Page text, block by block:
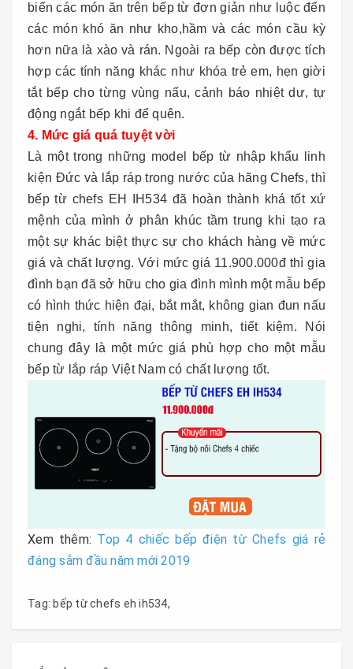
biến các món ăn trên bếp từ đơn giản như luộc đến
các món khó ăn như kho,hầm và các món cầu kỳ
hơn nữa là xào và rán. Ngoài ra bếp còn được tích
hợp các tính năng khác như khóa trẻ em, hẹn giời
tắt bếp cho từng vùng nấu, cảnh báo nhiệt dư, tự
động ngắt bếp khi để quên.
4. Mức giá quá tuyệt vời
Là một trong những model bếp từ nhập khẩu linh
kiện Đức và lắp ráp trong nước của hãng Chefs, thì
bếp từ chefs EH IH534 đã hoàn thành khá tốt xứ
mệnh của mình ở phân khúc tầm trung khi tạo ra
một sự khác biệt thực sự cho khách hàng về mức
giá và chất lượng. Với mức giá 11.900.000đ thì gia
đình bạn đã sở hữu cho gia đình mình một mẫu bếp
có hình thức hiện đại, bắt mắt, không gian đun nấu
tiện nghi, tính năng thông minh, tiết kiệm. Nói
chung đây là một mức giá phù hợp cho một mẫu
bếp từ lắp ráp Việt Nam có chất lượng tốt.
Xem thêm: Top 4 chiếc bếp điện từ Chefs giá rẻ
đáng sắm đầu năm mới 2019
Tag: bếp từ chefs eh ih534,